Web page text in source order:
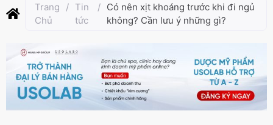
Trang
Chủ
/ Tin
tức
/ Có nên xịt khoáng trước khi đi ngủ
không? Cần lưu ý những gì?